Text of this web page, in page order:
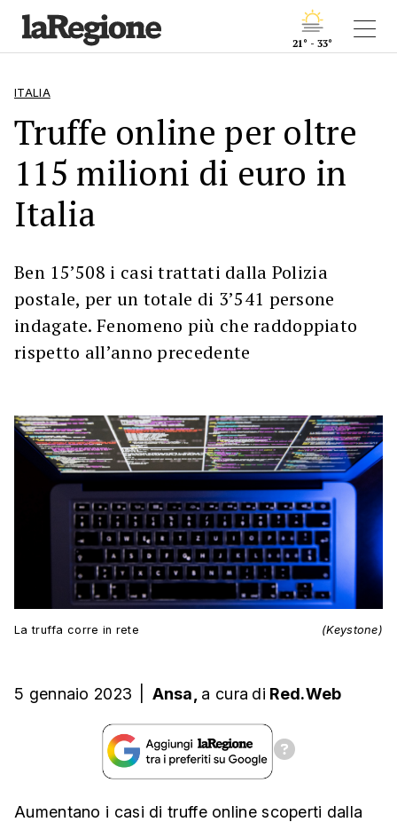
21° - 33°
ITALIA
Truffe online per oltre
115 milioni di euro in
Italia
Ben 15’508 i casi trattati dalla Polizia
postale, per un totale di 3’541 persone
indagate. Fenomeno più che raddoppiato
rispetto all’anno precedente
La truffa corre in rete (Keystone)
5 gennaio 2023 Ansa, a cura di Red.Web
Aumentano i casi di truffe online scoperti dalla